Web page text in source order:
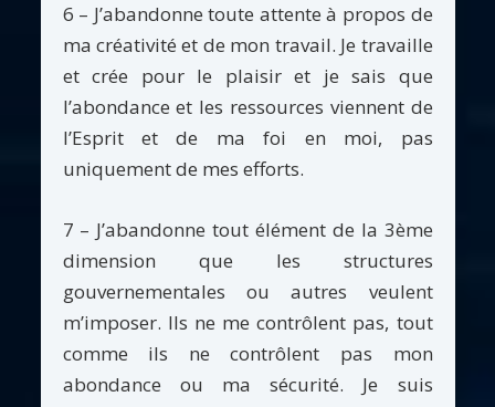
6 – J’abandonne toute attente à propos de
ma créativité et de mon travail. Je travaille
et crée pour le plaisir et je sais que
l’abondance et les ressources viennent de
l’Esprit et de ma foi en moi, pas
uniquement de mes efforts.
7 – J’abandonne tout élément de la 3ème
dimension que les structures
gouvernementales ou autres veulent
m’imposer. Ils ne me contrôlent pas, tout
comme ils ne contrôlent pas mon
abondance ou ma sécurité. Je suis